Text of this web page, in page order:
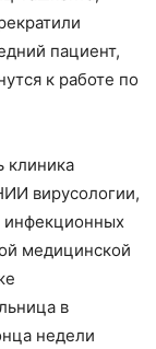
пациент,
к работе по
клиника
вирусологии,
медицинской
в
недели